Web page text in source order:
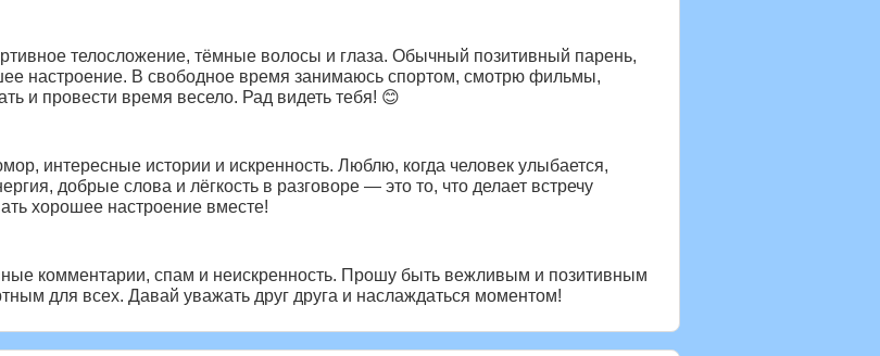
телосложение, тёмные волосы и глаза. Обычный позитивный парень,
настроение. В свободное время занимаюсь спортом, смотрю фильмы,
и провести время весело. Рад видеть тебя! 😊
интересные истории и искренность. Люблю, когда человек улыбается,
добрые слова и лёгкость в разговоре — это то, что делает встречу
хорошее настроение вместе!
комментарии, спам и неискренность. Прошу быть вежливым и позитивным
для всех. Давай уважать друг друга и наслаждаться моментом!